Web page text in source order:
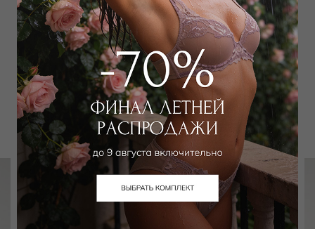
Добавить в избранное
Забронировать в магазине
Вам может подойти